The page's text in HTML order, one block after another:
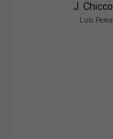
J. Chicco
Luis Perea